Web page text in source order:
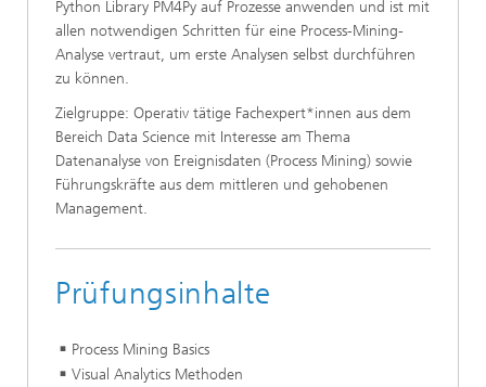
Python Library PM4Py auf Prozesse anwenden und ist mit
allen notwendigen Schritten für eine Process-Mining-
Analyse vertraut, um erste Analysen selbst durchführen
zu können.
Zielgruppe: Operativ tätige Fachexpert*innen aus dem
Bereich Data Science mit Interesse am Thema
Datenanalyse von Ereignisdaten (Process Mining) sowie
Führungskräfte aus dem mittleren und gehobenen
Management.
Prüfungsinhalte
Process Mining Basics
Visual Analytics Methoden